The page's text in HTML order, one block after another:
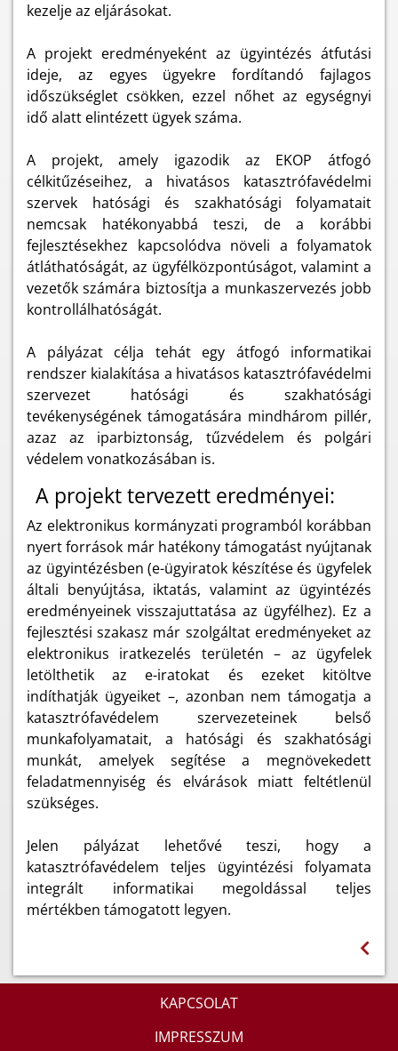
kezelje az eljárásokat.
A projekt eredményeként az ügyintézés átfutási
ideje, az egyes ügyekre fordítandó fajlagos
időszükséglet csökken, ezzel nőhet az egységnyi
idő alatt elintézett ügyek száma.
A projekt, amely igazodik az EKOP átfogó
célkitűzéseihez, a hivatásos katasztrófavédelmi
szervek hatósági és szakhatósági folyamatait
nemcsak hatékonyabbá teszi, de a korábbi
fejlesztésekhez kapcsolódva növeli a folyamatok
átláthatóságát, az ügyfélközpontúságot, valamint a
vezetők számára biztosítja a munkaszervezés jobb
kontrollálhatóságát.
A pályázat célja tehát egy átfogó informatikai
rendszer kialakítása a hivatásos katasztrófavédelmi
szervezet hatósági és szakhatósági
tevékenységének támogatására mindhárom pillér,
azaz az iparbiztonság, tűzvédelem és polgári
védelem vonatkozásában is.
A projekt tervezett eredményei:
Az elektronikus kormányzati programból korábban
nyert források már hatékony támogatást nyújtanak
az ügyintézésben (e-ügyiratok készítése és ügyfelek
általi benyújtása, iktatás, valamint az ügyintézés
eredményeinek visszajuttatása az ügyfélhez). Ez a
fejlesztési szakasz már szolgáltat eredményeket az
elektronikus iratkezelés területén – az ügyfelek
letölthetik az e-iratokat és ezeket kitöltve
indíthatják ügyeiket –, azonban nem támogatja a
katasztrófavédelem szervezeteinek belső
munkafolyamatait, a hatósági és szakhatósági
munkát, amelyek segítése a megnövekedett
feladatmennyiség és elvárások miatt feltétlenül
szükséges.
Jelen pályázat lehetővé teszi, hogy a
katasztrófavédelem teljes ügyintézési folyamata
integrált informatikai megoldással teljes
mértékben támogatott legyen.
KAPCSOLAT
IMPRESSZUM